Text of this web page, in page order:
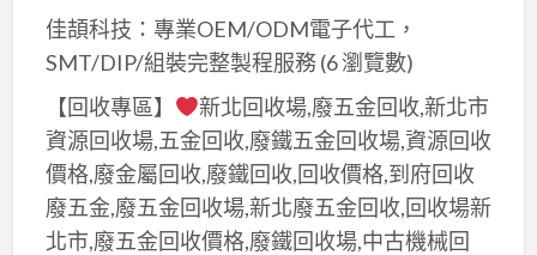
佳頡科技：專業OEM/ODM電子代工，
SMT/DIP/組裝完整製程服務(6 瀏覽數)
【回收專區】
新北回收場,廢五金回收,新北市
資源回收場,五金回收,廢鐵五金回收場,資源回收
價格,廢金屬回收,廢鐵回收,回收價格,到府回收
廢五金,廢五金回收場,新北廢五金回收,回收場新
北市,廢五金回收價格,廢鐵回收場,中古機械回